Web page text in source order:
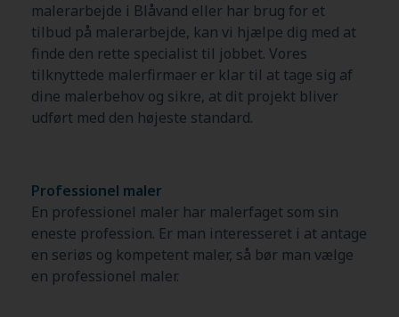
malerarbejde i Blåvand eller har brug for et
tilbud på malerarbejde, kan vi hjælpe dig med at
finde den rette specialist til jobbet. Vores
tilknyttede malerfirmaer er klar til at tage sig af
dine malerbehov og sikre, at dit projekt bliver
udført med den højeste standard.
Professionel maler
En professionel maler har malerfaget som sin
eneste profession. Er man interesseret i at antage
en seriøs og kompetent maler, så bør man vælge
en professionel maler.